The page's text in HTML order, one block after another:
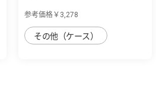
参考価格￥3,278
その他（ケース）